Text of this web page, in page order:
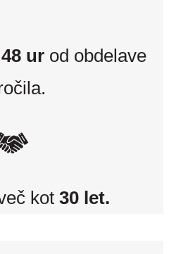
48 ur od obdelave
kot 30 let.